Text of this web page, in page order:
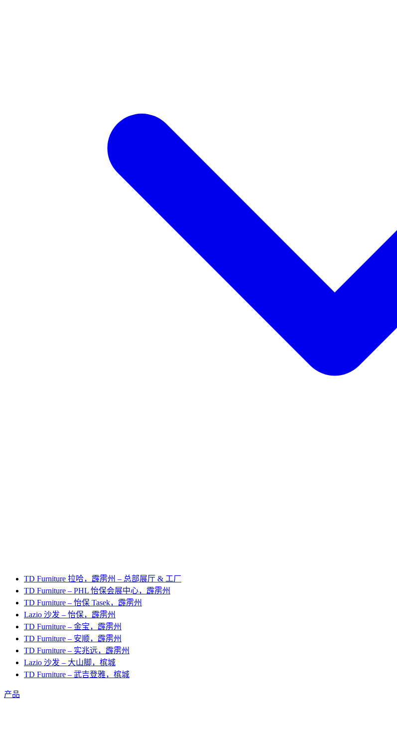
TD Furniture 拉哈，霹雳州 – 总部展厅 & 工厂
TD Furniture – PHL 怡保会展中心，霹雳州
TD Furniture – 怡保 Tasek，霹雳州
Lazio 沙发 – 怡保，霹雳州
TD Furniture – 金宝，霹雳州
TD Furniture – 安顺，霹雳州
TD Furniture – 实兆远，霹雳州
Lazio 沙发 – 大山脚，槟城
TD Furniture – 武吉登雅，槟城
产品